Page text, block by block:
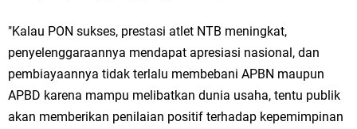
"Kalau PON sukses, prestasi atlet NTB meningkat,
penyelenggaraannya mendapat apresiasi nasional, dan
pembiayaannya tidak terlalu membebani APBN maupun
APBD karena mampu melibatkan dunia usaha, tentu publik
akan memberikan penilaian positif terhadap kepemimpinan